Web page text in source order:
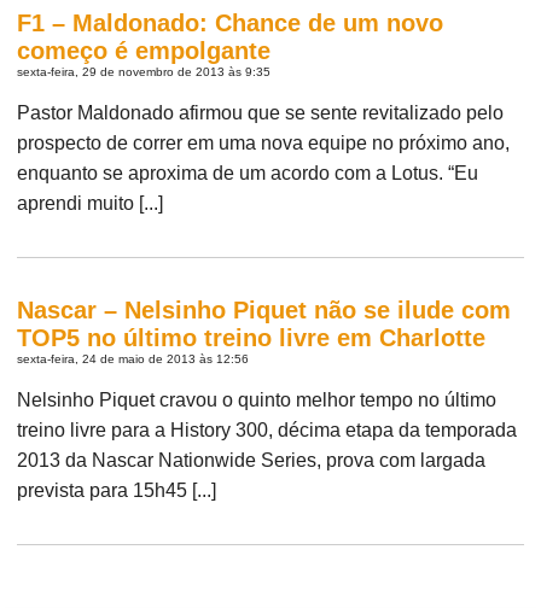
F1 – Maldonado: Chance de um novo
começo é empolgante
sexta-feira, 29 de novembro de 2013 às 9:35
Pastor Maldonado afirmou que se sente revitalizado pelo
prospecto de correr em uma nova equipe no próximo ano,
enquanto se aproxima de um acordo com a Lotus. “Eu
aprendi muito [...]
Nascar – Nelsinho Piquet não se ilude com
TOP5 no último treino livre em Charlotte
sexta-feira, 24 de maio de 2013 às 12:56
Nelsinho Piquet cravou o quinto melhor tempo no último
treino livre para a History 300, décima etapa da temporada
2013 da Nascar Nationwide Series, prova com largada
prevista para 15h45 [...]